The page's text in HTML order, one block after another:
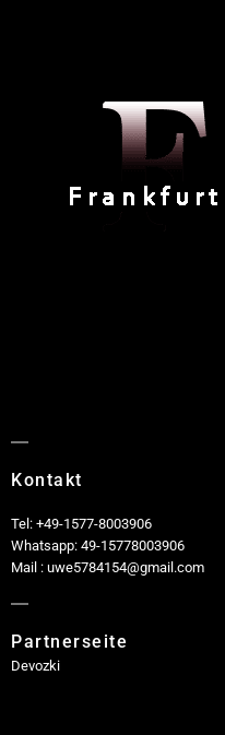
Kontakt
Tel: +49-1577-8003906
Whatsapp: 49-15778003906
Mail : uwe5784154@gmail.com
Partnerseite
Devozki